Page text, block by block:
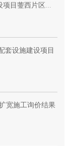
目蓥西片区配
套设施建设项目
宽施工询价结果